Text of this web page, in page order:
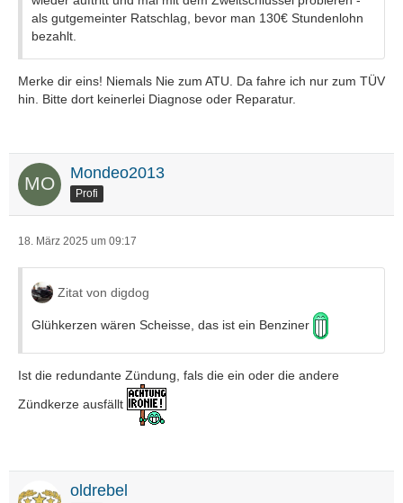
als gutgemeinter Ratschlag, bevor man 130€ Stundenlohn
bezahlt.
Merke dir eins! Niemals Nie zum ATU. Da fahre ich nur zum TÜV
hin. Bitte dort keinerlei Diagnose oder Reparatur.
Mondeo2013
Profi
18. März 2025 um 09:17
Zitat von digdog
Glühkerzen wären Scheisse, das ist ein Benziner
Ist die redundante Zündung, fals die ein oder die andere
Zündkerze ausfällt
oldrebel